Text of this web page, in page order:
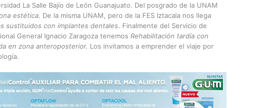
La Salle Bajío de León Guanajuato. Del posgrado de la UNAM
estética. De la misma UNAM, pero de la FES Iztacala nos llega
sustituidos con implantes dentales. Finalmente del Servicio de
General Ignacio Zaragoza tenemos Rehabilitación tardía con
en zona anteroposterior. Los invitamos a emprender el viaje por